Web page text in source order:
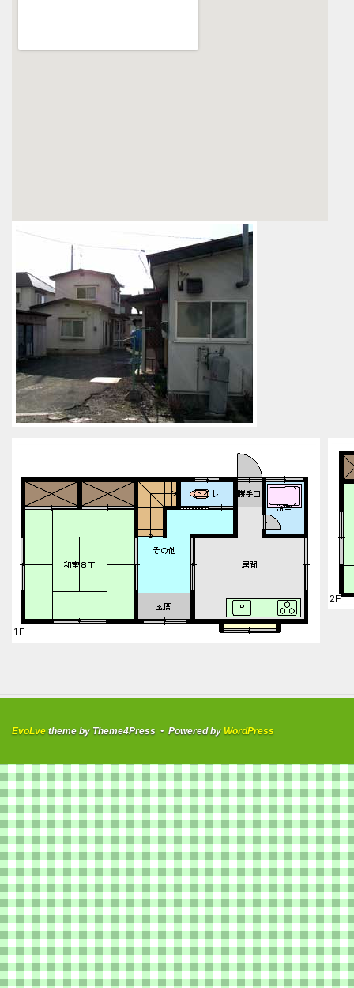
1F
2F
EvoLve theme by Theme4Press • Powered by WordPress